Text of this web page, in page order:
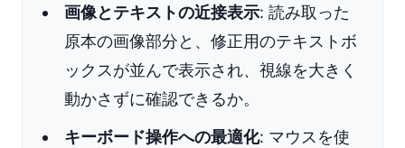
画像とテキストの近接表示: 読み取った
原本の画像部分と、修正用のテキストボ
ックスが並んで表示され、視線を大きく
動かさずに確認できるか。
キーボード操作への最適化: マウスを使